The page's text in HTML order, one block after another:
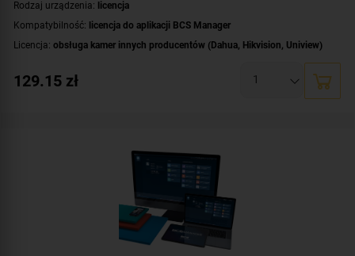
Rodzaj urządzenia: licencja
Kompatybilność: licencja do aplikacji BCS Manager
Licencja: obsługa kamer innych producentów (Dahua, Hikvision, Uniview)
129.15 zł